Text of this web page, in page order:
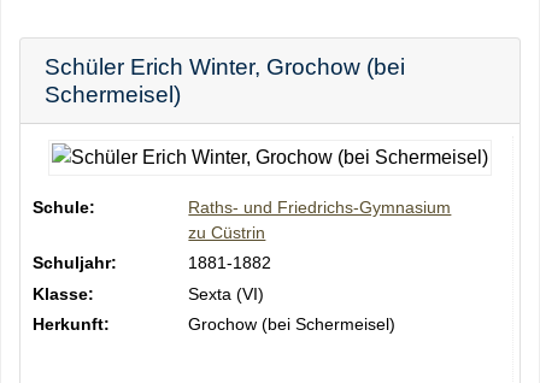
Schüler Erich Winter, Grochow (bei
Schermeisel)
Schule:
Raths- und Friedrichs-Gymnasium
zu Cüstrin
Schuljahr:
1881-1882
Klasse:
Sexta (VI)
Herkunft:
Grochow (bei Schermeisel)